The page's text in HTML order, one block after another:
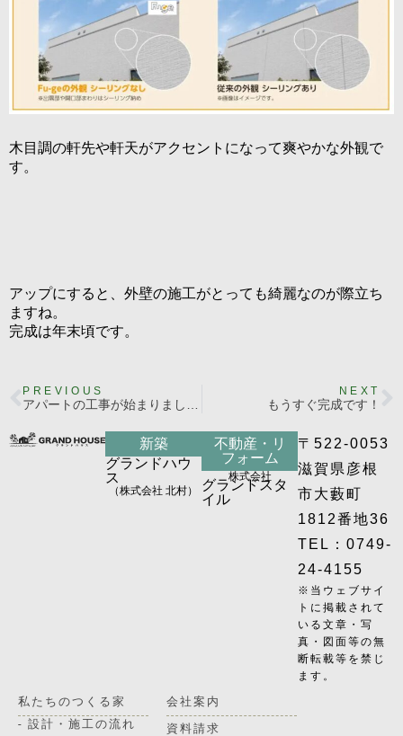
木目調の軒先や軒天がアクセントになって爽やかな外観で
す。
アップにすると、外壁の施工がとっても綺麗なのが際立ち
ますね。
完成は年末頃です。
PREVIOUS NEXT
もうすぐ完成です！
新築
グランドハウ
ス
（株式会社 北村）
不動産・リ
フォーム
株式会社
グランドスタ
イル
〒522-0053
滋賀県彦根
市大藪町
1812番地36
TEL：0749-
24-4155
※当ウェブサイ
トに掲載されて
いる文章・写
真・図面等の無
断転載等を禁じ
ます。
私たちのつくる家
- 設計・施工の流れ
会社案内
資料請求